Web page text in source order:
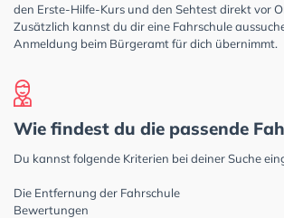
den Erste-Hilfe-Kurs und den Sehtest direkt vor
Zusätzlich kannst du dir eine Fahrschule
Anmeldung beim Bürgeramt für dich übernimmt.
Wie findest du die passende
Du kannst folgende Kriterien bei deiner Suche
Die Entfernung der Fahrschule
Bewertungen